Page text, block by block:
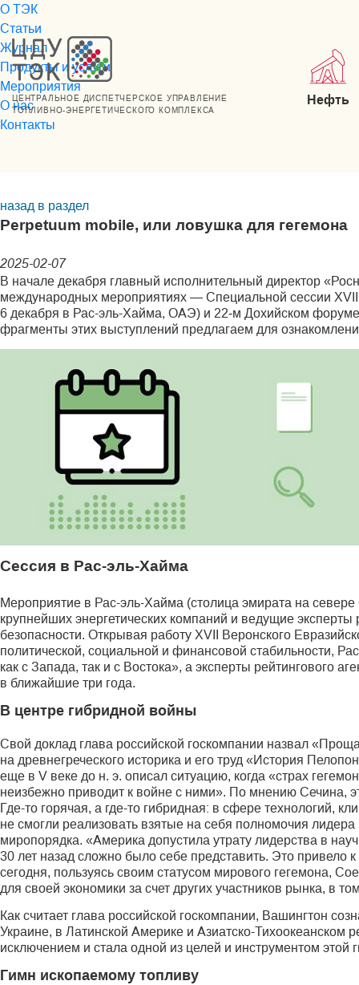
ЦЕНТРАЛЬНОЕ ДИСПЕТЧЕРСКОЕ УПРАВЛЕНИЕ
ТОПЛИВНО-ЭНЕРГЕТИЧЕСКОГО КОМПЛЕКСА
Нефть
О ТЭК
Статьи
Журнал
Продукты и услуги
Мероприятия
О нас
Контакты
назад в раздел
Perpetuum mobile, или ловушка для гегемона
2025-02-07
В начале декабря главный исполнительный директор
международных мероприятиях — Специальной сессии
6 декабря в Рас-эль-Хайма, ОАЭ) и 22‑м Дохийском
фрагменты этих выступлений предлагаем для
Сессия в Рас-эль-Хайма
Мероприятие в Рас-эль-Хайма (столица эмирата на
крупнейших энергетических компаний и ведущие
безопасности. Открывая работу XVII Веронского
политической, социальной и финансовой стабильности,
как с Запада, так и с Востока», а эксперты рейтингового
в ближайшие три года.
В центре гибридной войны
Свой доклад глава российской госкомпании назвал
на древнегреческого историка и его труд «История
еще в V веке до н. э. описал ситуацию, когда «страх
неизбежно приводит к войне с ними». По мнению Сечина,
Где-то горячая, а где-то гибридная: в сфере технологий,
не смогли реализовать взятые на себя полномочия
миропорядка. «Америка допустила утрату лидерства в
30 лет назад сложно было себе представить. Это
сегодня, пользуясь своим статусом мирового гегемона,
для своей экономики за счет других участников рынка, в
Как считает глава российской госкомпании, Вашингтон
Украине, в Латинской Америке и Азиатско-Тихоокеанском
исключением и стала одной из целей и инструментом
Гимн ископаемому топливу